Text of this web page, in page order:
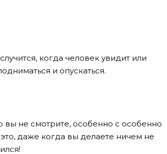
когда человек увидит или
и опускаться.
вы не смотрите, особенно с особенно
даже когда вы делаете ничем не